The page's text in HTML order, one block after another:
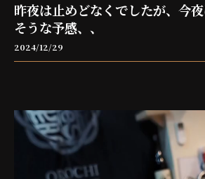
昨夜は止めどなくでしたが、今
そうな予感、、
2024/12/29